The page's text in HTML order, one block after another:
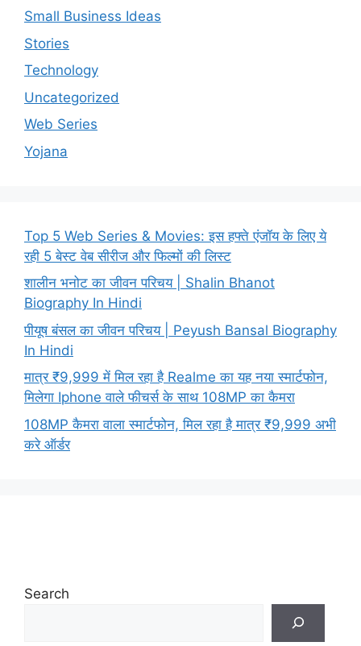
Small Business Ideas
Stories
Technology
Uncategorized
Web Series
Yojana
Top 5 Web Series & Movies: इस हफ्ते एंजॉय के लिए ये
रही 5 बेस्ट वेब सीरीज और फिल्मों की लिस्ट
शालीन भनोट का जीवन परिचय | Shalin Bhanot
Biography In Hindi
पीयूष बंसल का जीवन परिचय | Peyush Bansal Biography
In Hindi
मात्र ₹9,999 में मिल रहा है Realme का यह नया स्मार्टफोन,
मिलेगा Iphone वाले फीचर्स के साथ 108MP का कैमरा
108MP कैमरा वाला स्मार्टफोन, मिल रहा है मात्र ₹9,999 अभी
करे ऑर्डर
Search